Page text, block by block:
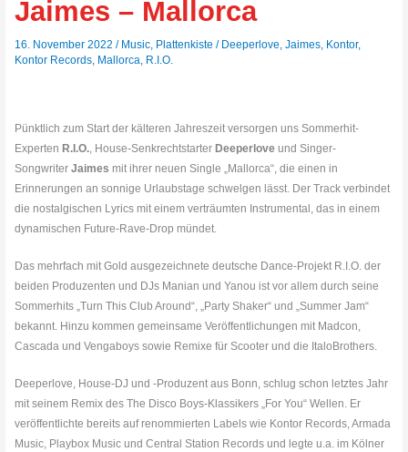
Jaimes – Mallorca
16. November 2022/ Music Plattenkiste / Deeperlove ,Jaimes Kontor,
Kontor Records Mallorca R.I.O.
Pünktlich zum Start der kälteren Jahreszeit versorgen uns Sommerhit-
Experten R.I.O., House-Senkrechtstarter Deeperlove und Singer-
SongwriterJaimes mit ihrer neuen Single „Mallorca“, die einen in
Erinnerungen an sonnige Urlaubstage schwelgen lässt. Der Track verbindet
die nostalgischen Lyrics mit einem verträumten Instrumental, das in einem
dynamischen Future-Rave-Drop mündet.
Das mehrfach mit Gold ausgezeichnete deutsche Dance-Projekt R.I.O. der
beiden Produzenten und DJs Manian und Yanou ist vor allem durch seine
Sommerhits „Turn This Club Around“, „Party Shaker“ und „Summer Jam“
bekannt. Hinzu kommen gemeinsame Veröffentlichungen mit Madcon,
Cascada und Vengaboys sowie Remixe für Scooter und die ItaloBrothers.
Deeperlove, House-DJ und -Produzent aus Bonn, schlug schon letztes Jahr
mit seinem Remix des The Disco Boys-Klassikers „For You“ Wellen. Er
veröffentlichte bereits auf renommierten Labels wie Kontor Records, Armada
Music, Playbox Music und Central Station Records und legte u.a. im Kölner